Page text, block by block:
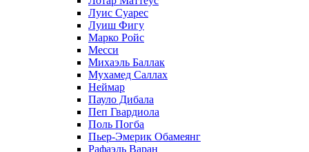
Луис Суарес
Луиш Фигу
Марко Ройс
Месси
Михаэль Баллак
Мухамед Саллах
Неймар
Пауло Дибала
Пеп Гвардиола
Поль Погба
Пьер-Эмерик Обамеянг
Рафаэль Варан